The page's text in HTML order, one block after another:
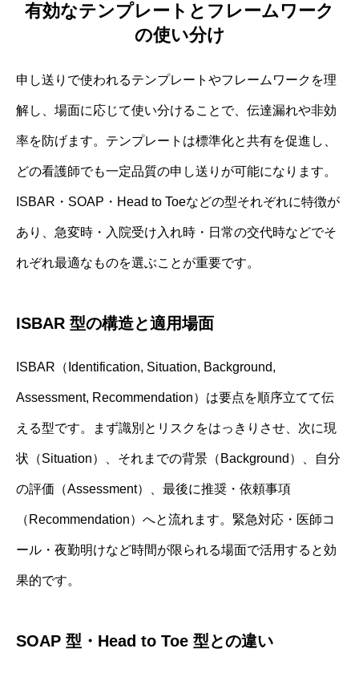
有効なテンプレートとフレームワーク
の使い分け
申し送りで使われるテンプレートやフレームワークを理
解し、場面に応じて使い分けることで、伝達漏れや非効
率を防げます。テンプレートは標準化と共有を促進し、
どの看護師でも一定品質の申し送りが可能になります。
ISBAR・SOAP・Head to Toeなどの型それぞれに特徴が
あり、急変時・入院受け入れ時・日常の交代時などでそ
れぞれ最適なものを選ぶことが重要です。
ISBAR 型の構造と適用場面
ISBAR（Identification, Situation, Background,
Assessment, Recommendation）は要点を順序立てて伝
える型です。まず識別とリスクをはっきりさせ、次に現
状（Situation）、それまでの背景（Background）、自分
の評価（Assessment）、最後に推奨・依頼事項
（Recommendation）へと流れます。緊急対応・医師コ
ール・夜勤明けなど時間が限られる場面で活用すると効
果的です。
SOAP 型・Head to Toe 型との違い